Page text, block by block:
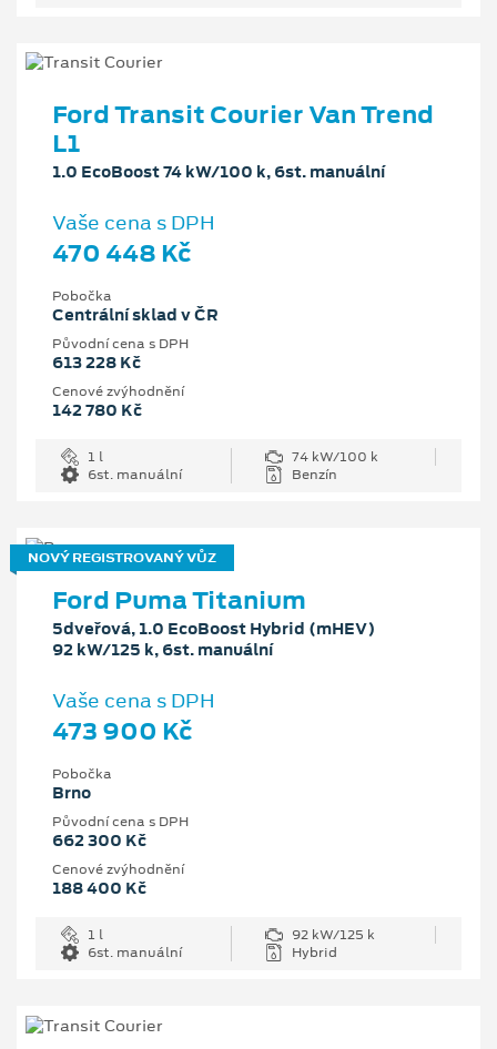
Ford Transit Courier Van Trend
L1
1.0 EcoBoost 74 kW/100 k, 6st. manuální
Vaše cena s DPH
470 448 Kč
Pobočka
Centrální sklad v ČR
Původní cena s DPH
613 228 Kč
Cenové zvýhodnění
142 780 Kč
1 l
74 kW/100 k
6st. manuální
Benzín
NOVÝ REGISTROVANÝ VŮZ
Ford Puma Titanium
5dveřová, 1.0 EcoBoost Hybrid (mHEV)
92 kW/125 k, 6st. manuální
Vaše cena s DPH
473 900 Kč
Pobočka
Brno
Původní cena s DPH
662 300 Kč
Cenové zvýhodnění
188 400 Kč
1 l
92 kW/125 k
6st. manuální
Hybrid